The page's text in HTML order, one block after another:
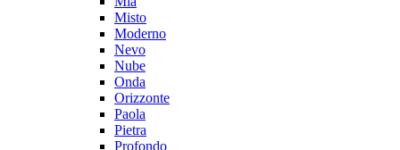
Misto
Moderno
Nevo
Nube
Onda
Orizzonte
Paola
Pietra
Profondo